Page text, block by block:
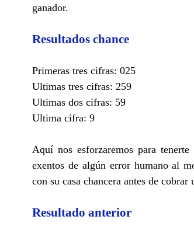
ganador.
Resultados chance
Primeras tres cifras: 025
Ultimas tres cifras: 259
Ultimas dos cifras: 59
Ultima cifra: 9
Aquí nos esforzaremos para
exentos de algún error humano al
con su casa chancera antes de
Resultado anterior